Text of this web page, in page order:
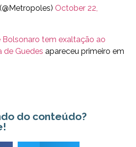
October 22,
Bolsonaro tem exaltação ao
de Guedes apareceu primeiro em
do conteúdo?